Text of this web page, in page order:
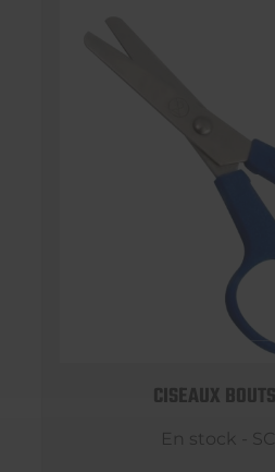
CISEAUX
En stock -